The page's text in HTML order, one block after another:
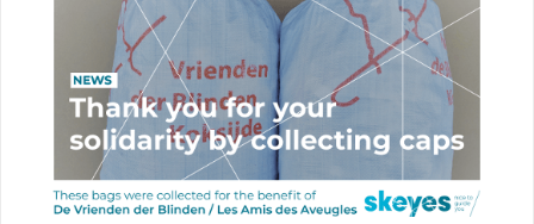
WEBSHOP BIORACER OPEN! (until 31/05)
skeyes club quiz Postponed
skeyes club sponsoring 20km Brussels
31/05/2026